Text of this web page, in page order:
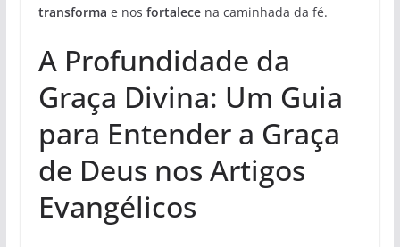
transforma e nos fortalecena caminhada da fé.
A Profundidade da
Graça Divina: Um Guia
para Entender a Graça
de Deus nos Artigos
Evangélicos